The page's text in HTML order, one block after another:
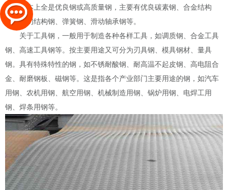
类钢基本上全是优良钢或高质量钢，主要有优良碳素钢、合金结构
钢、易切结构钢、弹簧钢、滑动轴承钢等。
关于工具钢，一般用于制造各种各样工具，如调质钢、合金工具
钢、高速工具钢等。按主要用途又可分为刃具钢、模具钢材、量具
钢。具有特殊特性的钢，如不锈耐酸钢、耐高温不起皮钢、高电阻合
金、耐磨钢板、磁钢等。这是指各个产业部门主要用途的钢，如汽车
用钢、农机用钢、航空用钢、机械制造用钢、锅炉用钢、电焊工用
钢、焊条用钢等。